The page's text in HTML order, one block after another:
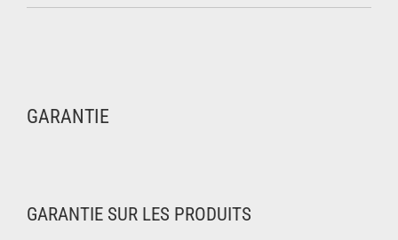
GARANTIE
GARANTIE SUR LES PRODUITS